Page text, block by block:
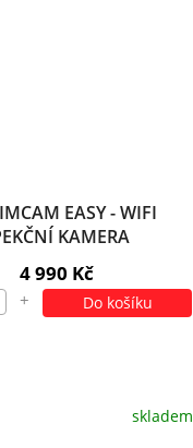
EASY - WIFI
KAMERA
4 990 Kč
+ Do košíku
skladem